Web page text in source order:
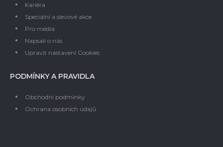
Kariéra
Speciální a slevové akce
Pro média
Napsali o nás
Upravit nastavení Cookies
PODMÍNKY A PRAVIDLA
Obchodní podmínky
Ochrana osobních údajů